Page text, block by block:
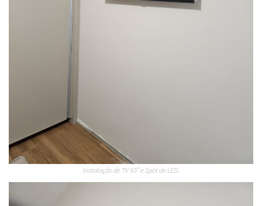
Instalação de TV 50” e Spot de LED.